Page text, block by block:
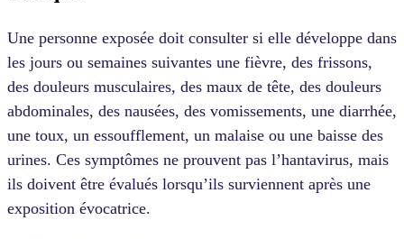
Une personne exposée doit consulter si elle développe dans
les jours ou semaines suivantes une fièvre, des frissons,
des douleurs musculaires, des maux de tête, des douleurs
abdominales, des nausées, des vomissements, une diarrhée,
une toux, un essoufflement, un malaise ou une baisse des
urines. Ces symptômes ne prouvent pas l’hantavirus, mais
ils doivent être évalués lorsqu’ils surviennent après une
exposition évocatrice.